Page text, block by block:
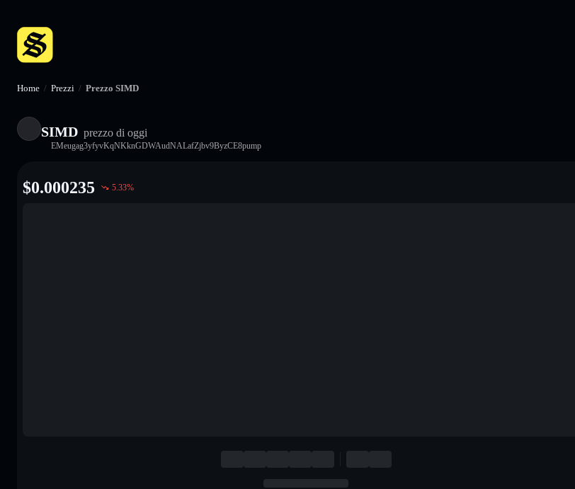
Home / Prezzi / Prezzo SIMD
SIMD prezzo di oggi
EMeugag3yfyvKqNKknGDWAudNALafZjbv9ByzCE8pump
$0.000235 5.33%